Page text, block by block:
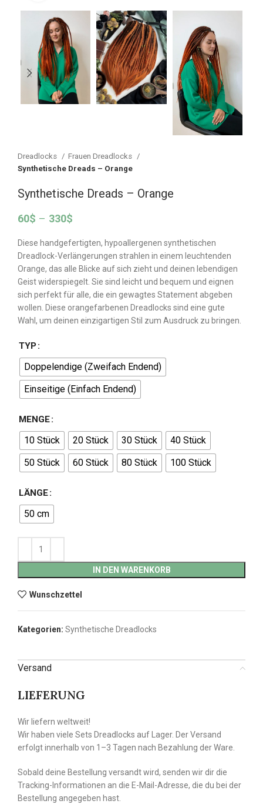
Dreadlocks
Frauen Dreadlocks
Synthetische Dreads – Orange
Synthetische Dreads – Orange
60$ – 330$
Diese handgefertigten, hypoallergenen synthetischen
Dreadlock-Verlängerungen strahlen in einem leuchtenden
Orange, das alle Blicke auf sich zieht und deinen lebendigen
Geist widerspiegelt. Sie sind leicht und bequem und eignen
sich perfekt für alle, die ein gewagtes Statement abgeben
wollen. Diese orangefarbenen Dreadlocks sind eine gute
Wahl, um deinen einzigartigen Stil zum Ausdruck zu bringen.
TYP
Doppelendige (Zweifach Endend)
Einseitige (Einfach Endend)
MENGE
10 Stück 20 Stück 30 Stück
40 Stück
50 Stück
60 Stück 80 Stück 100 Stück
LÄNGE
50 cm
IN DEN WARENKORB
Wunschzettel
Kategorien: Synthetische Dreadlocks
Versand
LIEFERUNG
Wir liefern weltweit!
Wir haben viele Sets Dreadlocks auf Lager. Der Versand
erfolgt innerhalb von 1–3 Tagen nach Bezahlung der Ware.
Sobald deine Bestellung versandt wird, senden wir dir die
Tracking-Informationen an die E-Mail-Adresse, die du bei der
Bestellung angegeben hast.